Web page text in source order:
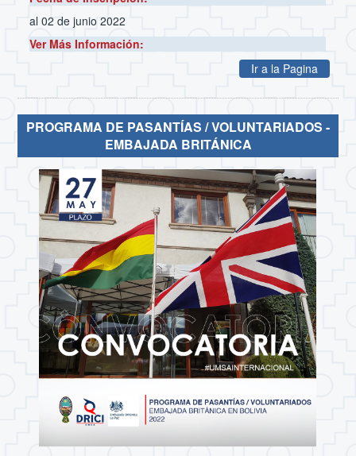
al 02 de junio 2022
Ver Más Información:
Ir a la Pagina
PROGRAMA DE PASANTÍAS / VOLUNTARIADOS -
EMBAJADA BRITÁNICA